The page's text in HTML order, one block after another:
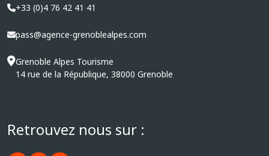
+33 (0)4 76 42 41 41
pass@agence-grenoblealpes.com
Grenoble Alpes Tourisme
14 rue de la République, 38000 Grenoble
Retrouvez nous sur :